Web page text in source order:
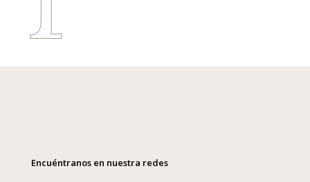
Encuéntranos en nuestra redes